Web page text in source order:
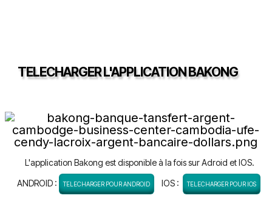
TELECHARGER L'APPLICATION BAKONG
L'application Bakong est disponible à la fois sur Adroid et IOS.
ANDROID :
TELECHARGER POUR ANDROID IOS : TELECHARGER POUR IOS